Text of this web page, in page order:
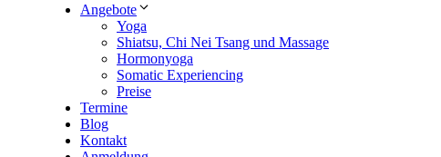
Angebote
Yoga
Shiatsu, Chi Nei Tsang und Massage
Hormonyoga
Somatic Experiencing
Preise
Termine
Blog
Kontakt